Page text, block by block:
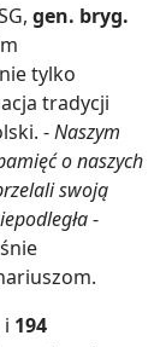
gen. bryg.
tylko
tradycji
-Naszym
o naszych
swoją
-
i 194